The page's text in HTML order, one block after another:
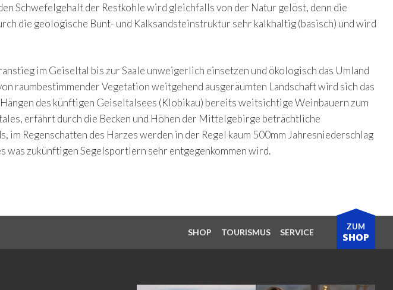
Schwefelgehalt der Restkohle wird gleichfalls von der Natur gelöst, denn die
die geologische Bunt- und Kalksandsteinstruktur sehr kalkhaltig (basisch) und wird
im Geiseltal bis zur Saale unweigerlich einsetzen und ökologisch das Umland
raumbestimmender Vegetation weitgehend ausgeräumten Landschaft wird sich das
des künftigen Geiseltalsees (Klobikau) bereits weitsichtige Weinbauern zum
erfährt durch die Becken und Höhen der Mittelgebirge beträchtliche
Regenschatten des Harzes werden in der Regel kaum 500mm Jahresniederschlag
zukünftigen Segelsportlern sehr entgegenkommen wird.
SHOP TOURISMUS SERVICE
ZUM
SHOP